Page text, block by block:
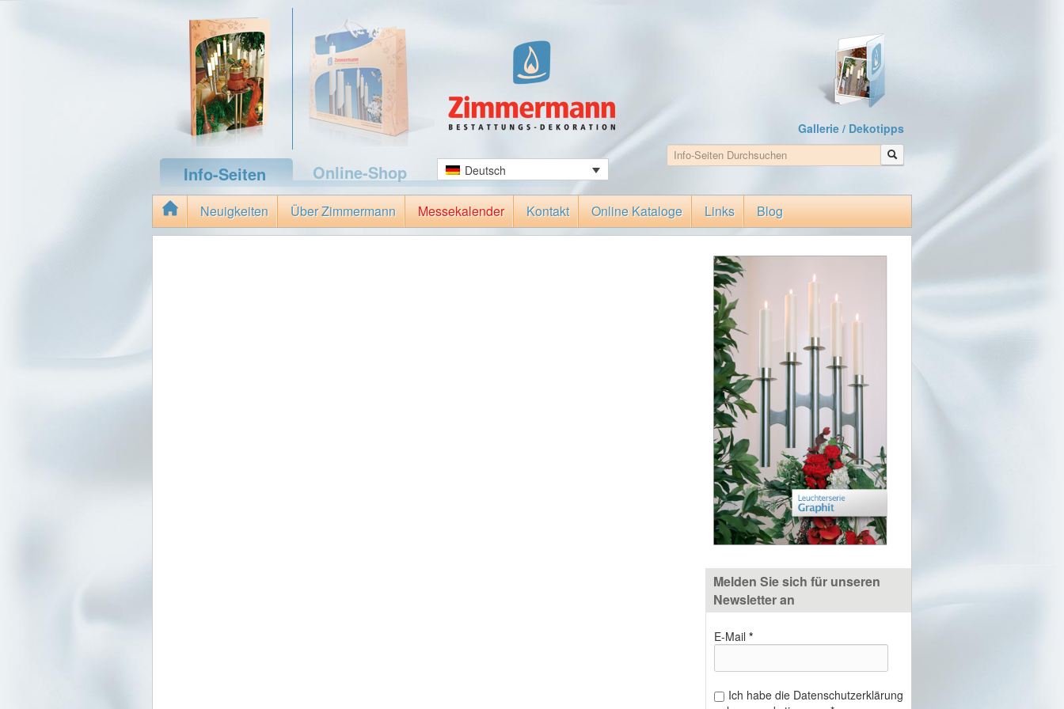
Info-Seiten Online-Shop Deutsch
Gallerie / Dekotipps
Neuigkeiten Über Zimmermann Messekalender Kontakt Online Kataloge Links Blog
Melden Sie sich für unseren
Newsletter an
E-Mail *
Ich habe die Datenschutzerklärung